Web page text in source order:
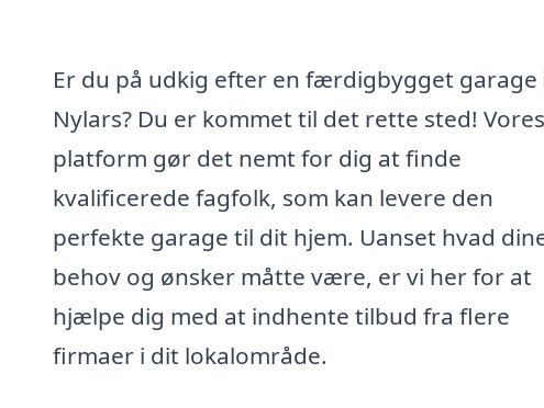
Er du på udkig efter en færdigbygget garage
Nylars? Du er kommet til det rette sted! Vores
platform gør det nemt for dig at finde
kvalificerede fagfolk, som kan levere den
perfekte garage til dit hjem. Uanset hvad
behov og ønsker måtte være, er vi her for at
hjælpe dig med at indhente tilbud fra flere
firmaer i dit lokalområde.